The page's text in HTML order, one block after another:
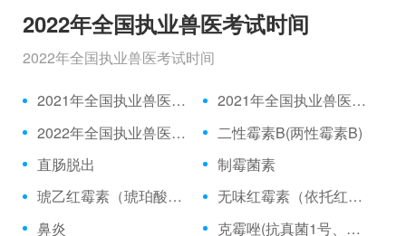
2022年全国执业兽医考试时间
2022年全国执业兽医考试时间
2021年全国执业兽医资格考试成绩公布时间、合格分数线
2021年全国执业兽医资格考试真题
2022年全国执业兽医考试时间
二性霉素B(两性霉素B)
直肠脱出
制霉菌素
琥乙红霉素（琥珀酸红霉素、乙琥红霉素）
无味红霉素（依托红霉素）
鼻炎
克霉唑(抗真菌1号、三苯甲咪唑)